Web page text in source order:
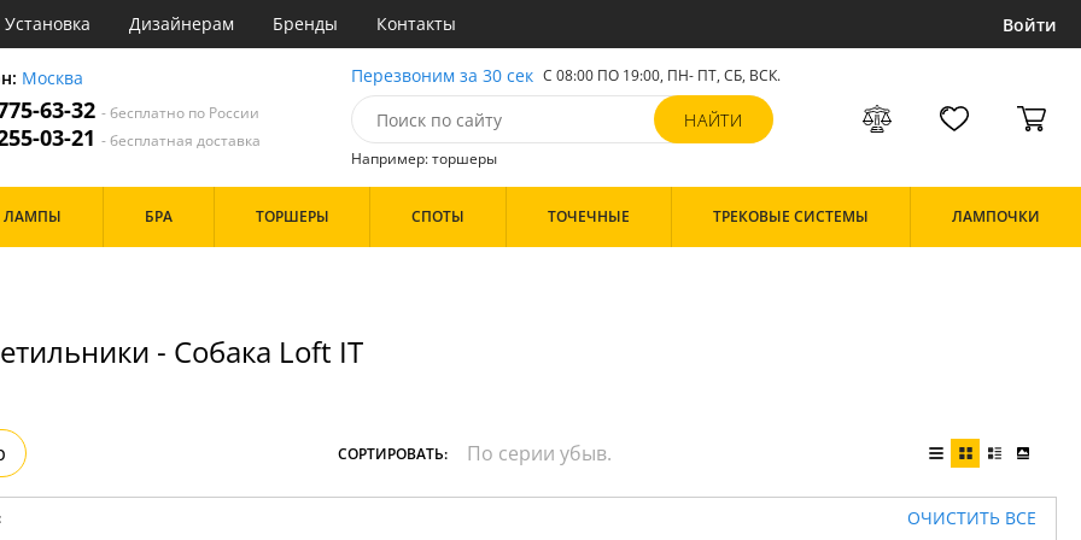
Установка Дизайнерам Бренды Контакты Войти
Москва
63-32- бесплатно по России
03-21- бесплатная доставка
Перезвоним за 30 сек С 08:00 ПО 19:00, ПН- ПТ, СБ, ВСК.
Например: торшеры
ЛАМПЫ БРА ТОРШЕРЫ СПОТЫ ТОЧЕЧНЫЕ ТРЕКОВЫЕ СИСТЕМЫ ЛАМПОЧКИ
- Собака Loft IT
СОРТИРОВАТЬ:
ОЧИСТИТЬ ВСЕ